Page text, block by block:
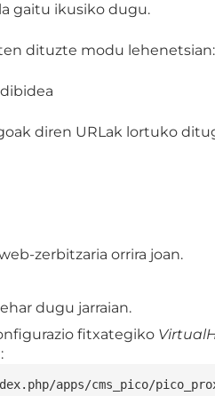
gaitu ikusiko dugu.
dituzte modu lehenetsian:
diren URLak lortuko
zerbitzaria orrira joan.
dugu jarraian.
fitxategiko
apps/cms_pico/